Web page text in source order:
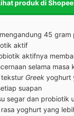
produk di Shopee
45 gram
aktif
aktifnya
selama masa
Greek yoghurt
suapan
segar dan probiotik
yoghurt yang